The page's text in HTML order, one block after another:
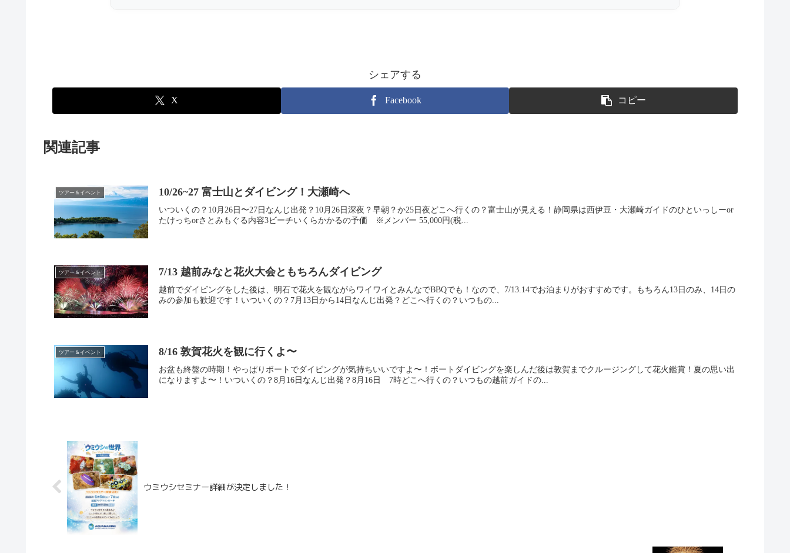
シェアする
X Facebook コピー
関連記事
ツアー＆イベント 10/26~27 富士山とダイビング！大瀬崎へ
いついくの？10月26日〜27日なんじ出発？10月26日深夜？早朝？か25日夜どこへ行くの？富士山が見える！静岡県は西伊豆・大瀬崎ガイドのひといっしーor
たけっちorさとみもぐる内容3ビーチいくらかかるの予価 ※メンバー 55,000円(税...
ツアー＆イベント 7/13 越前みなと花火大会ともちろんダイビング
越前でダイビングをした後は、明石で花火を観ながらワイワイとみんなでBBQでも！なので、7/13.14でお泊まりがおすすめです。もちろん13日のみ、14日の
みの参加も歓迎です！いついくの？7月13日から14日なんじ出発？どこへ行くの？いつもの...
ツアー＆イベント 8/16 敦賀花火を観に行くよ〜
お盆も終盤の時期！やっぱりボートでダイビングが気持ちいいですよ〜！ボートダイビングを楽しんだ後は敦賀までクルージングして花火鑑賞！夏の思い出
になりますよ〜！いついくの？8月16日なんじ出発？8月16日 7時どこへ行くの？いつもの越前ガイドの...
ウミウシセミナー詳細が決定しました！